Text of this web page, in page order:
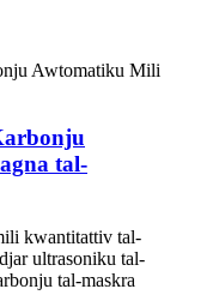
tal-
kwantitattiv tal-
ultrasoniku tal-
tal-maskra